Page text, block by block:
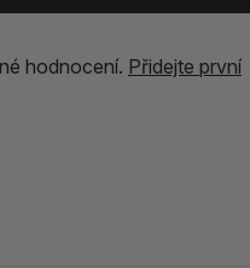
hodnocení. Přidejte první